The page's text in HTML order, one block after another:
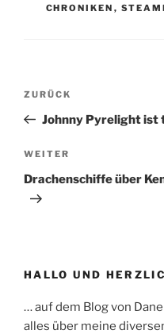
CHRONIKEN ,
Beitragsnavigation
Vorheriger
Beitrag
ZURÜCK
Johnny Pyrelight ist
Nächster
Beitrag
WEITER
Drachenschiffe über
HALLO UND
… auf dem Blog von
alles über meine